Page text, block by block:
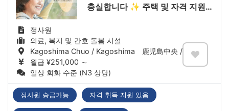
충실합니다 ✨ 주택 및 자격 지원
정사원
의료, 복지 및 간호 돌봄 시설
Kagoshima Chuo / Kagoshima 鹿児島中央 / 鹿児島県
월급 ¥251,000 ～
일상 회화 수준 (N3 상당)
정사원 승급가능 자격 취득 지원 있음